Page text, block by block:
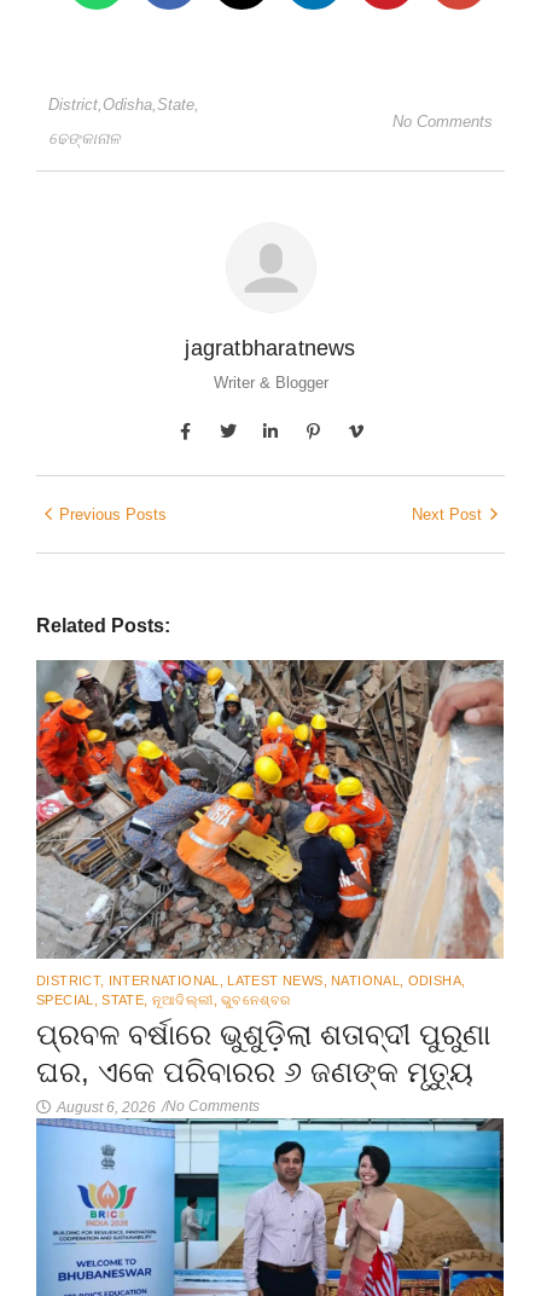
District Odisha State
ଢେଙ୍କାନାଳ
No Comments
jagratbharatnews
Writer & Blogger
Previous Posts Next Post
Related Posts:
DISTRICT, INTERNATIONAL LATEST NEWS NATIONAL ODISHA
SPECIAL
STATE ନୂଆଦିଲ୍ଲୀ ଭୁବନେଶ୍ବର
ପ୍ରବଳ ବର୍ଷାରେ ଭୁଶୁଡ଼ିଲା ଶତାବ୍ଦୀ ପୁରୁଣା
ଘର, ଏକେ ପରିବାରର ୬ ଜଣଙ୍କ ମୃତ୍ୟୁ
August 6, 2026 /No Comments